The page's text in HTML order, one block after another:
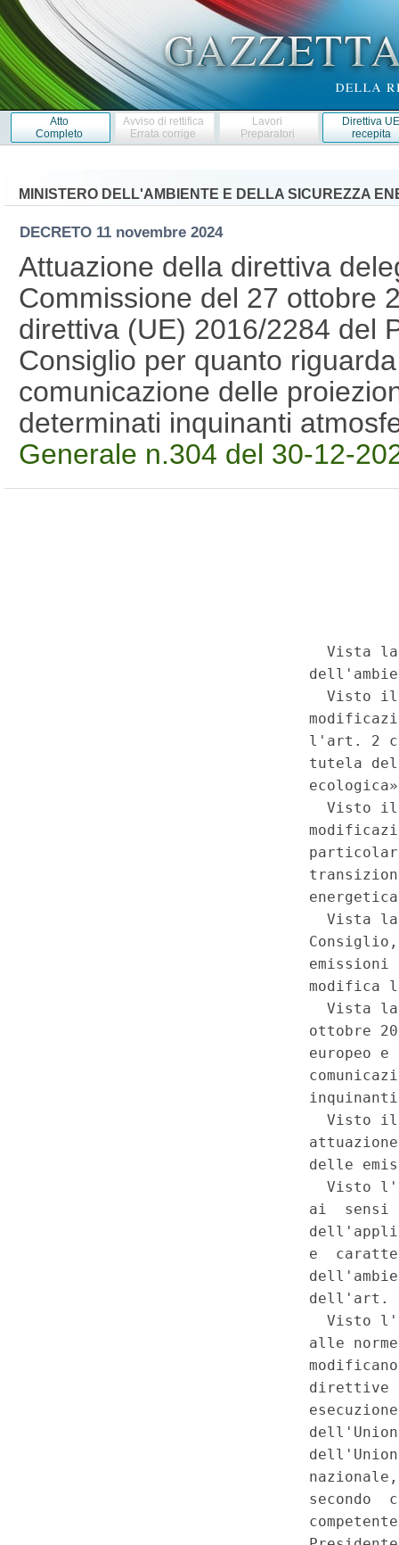
Atto
Completo
Avviso di rettifica
Errata corrige
Lavori
Preparatori
Direttiva
recepita
MINISTERO DELL'AMBIENTE E DELLA SICUREZZA
DECRETO 11 novembre 2024
Attuazione della direttiva
Commissione del 27 ottobre
direttiva (UE) 2016/2284 del
Consiglio per quanto
comunicazione delle
determinati inquinanti
Generale n.304 del 30-12-